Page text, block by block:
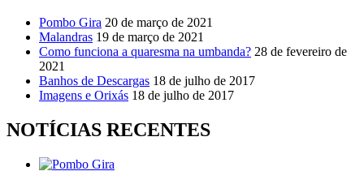
Pombo Gira 20 de março de 2021
Malandras 19 de março de 2021
Como funciona a quaresma na umbanda? 28 de fevereiro de
2021
Banhos de Descargas 18 de julho de 2017
Imagens e Orixás 18 de julho de 2017
NOTÍCIAS RECENTES